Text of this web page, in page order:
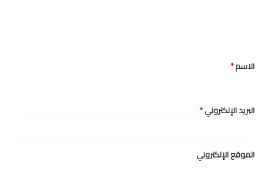
*
الاسم*
البريد الإلكتروني*
الموقع الإلكتروني